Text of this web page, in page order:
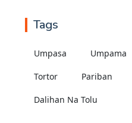
Tags
Umpasa Umpama
Tortor Pariban
Dalihan Na Tolu